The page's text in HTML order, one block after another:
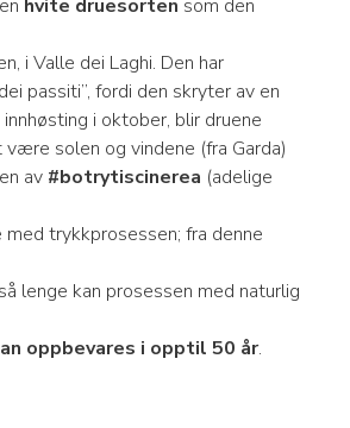
hvite druesorten som den
i Valle dei Laghi. Den har
passiti”, fordi den skryter av en
i oktober, blir druene
solen og vindene (fra Garda)
av #botrytiscinerea (adelige
med trykkprosessen; fra denne
lenge kan prosessen med naturlig
oppbevares i opptil 50 år.